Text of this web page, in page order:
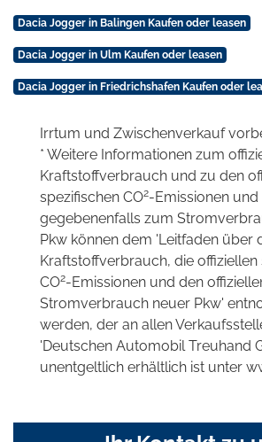
Dacia Jogger in Balingen Kaufen oder leasen
Dacia Jogger in Ulm Kaufen oder leasen
Dacia Jogger in Friedrichshafen Kaufen oder
Irrtum und Zwischenverkauf
* Weitere Informationen zum
Kraftstoffverbrauch und zu den
spezifischen CO2-Emissionen und
gegebenenfalls zum
Pkw können dem 'Leitfaden über
Kraftstoffverbrauch, die offiziellen
CO2-Emissionen und den
Stromverbrauch neuer Pkw'
werden, der an allen
'Deutschen Automobil Treuhand
unentgeltlich erhältlich ist unter